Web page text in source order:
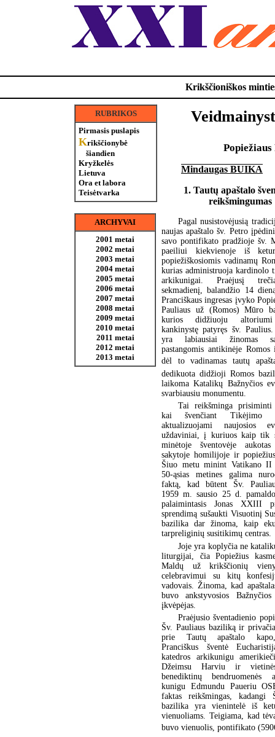
Krikščioniškos
RUBRIKOS
Pirmasis puslapis
Krikščionybė
šiandien
Kryžkelės
Lietuva
Ora et labora
Teisėtvarka
ARCHYVAI
2001 metai
2002 metai
2003 metai
2004 metai
2005 metai
2006 metai
2007 metai
2008 metai
2009 metai
2010 metai
2011 metai
2012 metai
2013 metai
Mindaugas BUIKA
1. Tautų apaštalo
reikšmingumas
Pagal nusistovėjusią
naujas apaštalo šv. Petro
savo pontifikato pradžioje šv.
paeiliui kiekvienoje iš
popiežiškosiomis vadinamų
kurias administruoja kardinolo
arkikunigai. Praėjusį
sekmadienį, balandžio 14
Pranciškaus ingresas įvyko
Pauliaus už (Romos) Mūro
kurios didžiuoju altoriumi
kankinystę patyręs šv.
yra labiausiai žinomas
pastangomis antikinėje
dėl to vadinamas tautų
dedikuota didžioji Romos
laikoma Katalikų Bažnyčios
svarbiausiu monumentu.
Tai reikšminga prisiminti
kai švenčiant Tikėjimo
aktualizuojami naujosios
uždaviniai, į kuriuos kaip tik
minėtoje šventovėje
sakytoje homilijoje ir
Šiuo metu minint Vatikano II
50-ąsias metines galima
faktą, kad būtent Šv.
1959 m. sausio 25 d.
palaimintasis Jonas XXIII
sprendimą sušaukti Visuotinį
bazilika dar žinoma, kaip
tarpreliginių susitikimų centras.
Joje yra koplyčia ne
liturgijai, čia Popiežius
Maldų už krikščionių
celebravimui su kitų
vadovais. Žinoma, kad
buvo ankstyvosios
įkvėpėjas.
Praėjusio šventadienio
Šv. Pauliaus baziliką ir
prie Tautų apaštalo
Pranciškus šventė
katedros arkikunigu
Džeimsu Harviu ir
benediktinų bendruomenės
kunigu Edmundu Paueriu
faktas reikšmingas, kadangi
bazilika yra vienintelė iš
vienuoliams. Teigiama, kad
buvo vienuolis, pontifikato